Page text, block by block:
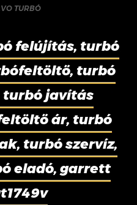
TURBÓ
felújítás, turbó
turbó
javítás
ár, turbó
turbó szervíz,
eladó, garrett